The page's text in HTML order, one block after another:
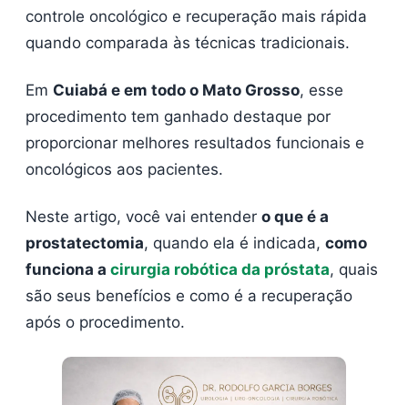
controle oncológico e recuperação mais rápida
quando comparada às técnicas tradicionais.
Em Cuiabá e em todo o Mato Grosso, esse
procedimento tem ganhado destaque por
proporcionar melhores resultados funcionais e
oncológicos aos pacientes.
Neste artigo, você vai entender o que é a
prostatectomia, quando ela é indicada, como
funciona a cirurgia robótica da próstata, quais
são seus benefícios e como é a recuperação
após o procedimento.